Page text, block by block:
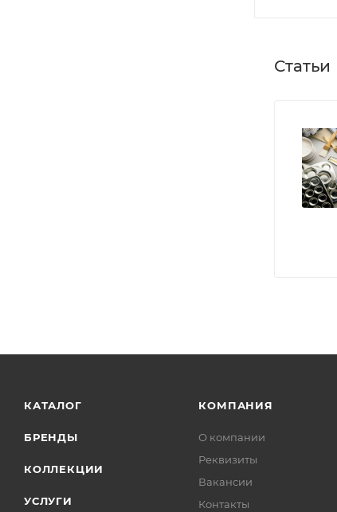
Статьи
КАТАЛОГ
БРЕНДЫ
КОЛЛЕКЦИИ
УСЛУГИ
КОМПАНИЯ
О компании
Реквизиты
Вакансии
Контакты